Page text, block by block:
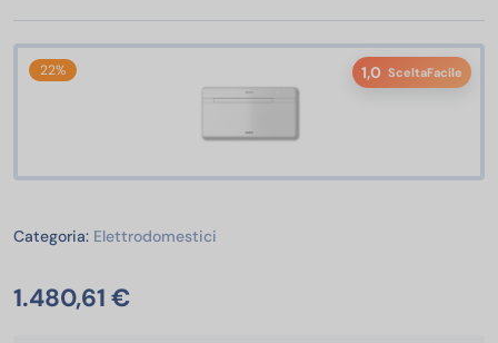
22% 1,0 SceltaFacile
Categoria: Elettrodomestici
1.480,61 €